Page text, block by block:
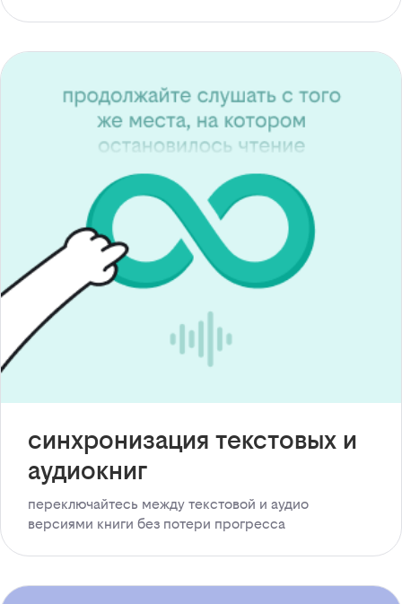
синхронизация текстовых и
аудиокниг
переключайтесь между текстовой и аудио
версиями книги без потери прогресса